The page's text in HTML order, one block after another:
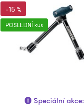
-15 %
POSLEDNÍ kus
Speciální akce: